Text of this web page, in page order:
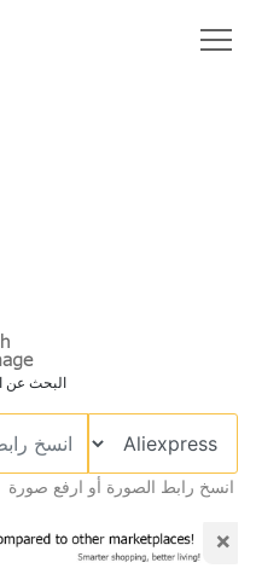
البحث عن
انسخ رابط الصورة أو ارفع صورة
×